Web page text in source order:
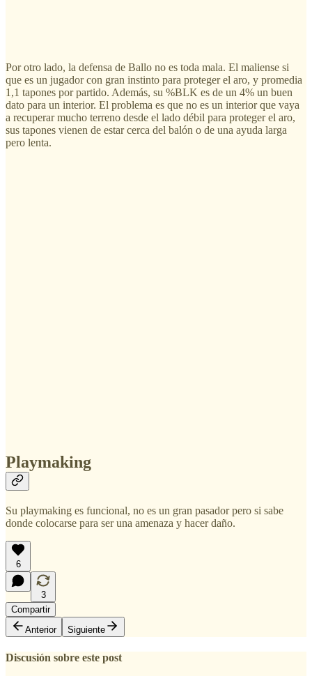
Por otro lado, la defensa de Ballo no es toda mala. El maliense si
que es un jugador con gran instinto para proteger el aro, y promedia
1,1 tapones por partido. Además, su %BLK es de un 4% un buen
dato para un interior. El problema es que no es un interior que vaya
a recuperar mucho terreno desde el lado débil para proteger el aro,
sus tapones vienen de estar cerca del balón o de una ayuda larga
pero lenta.
Playmaking
Su playmaking es funcional, no es un gran pasador pero si sabe
donde colocarse para ser una amenaza y hacer daño.
6
3
Compartir
Anterior
Siguiente
Discusión sobre este post